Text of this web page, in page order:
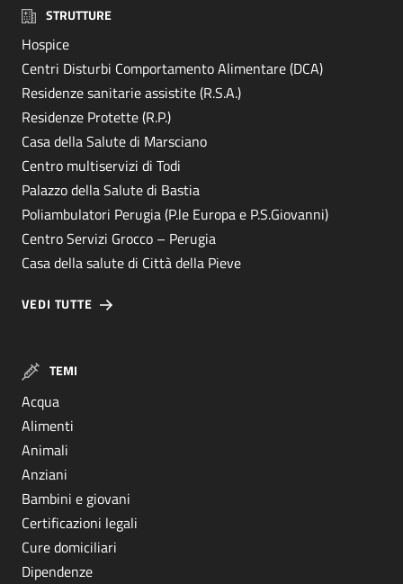
STRUTTURE
Hospice
Centri Disturbi Comportamento Alimentare (DCA)
Residenze sanitarie assistite (R.S.A.)
Residenze Protette (R.P.)
Casa della Salute di Marsciano
Centro multiservizi di Todi
Palazzo della Salute di Bastia
Poliambulatori Perugia (P.le Europa e P.S.Giovanni)
Centro Servizi Grocco – Perugia
Casa della salute di Città della Pieve
VEDI TUTTE
TEMI
Acqua
Alimenti
Animali
Anziani
Bambini e giovani
Certificazioni legali
Cure domiciliari
Dipendenze